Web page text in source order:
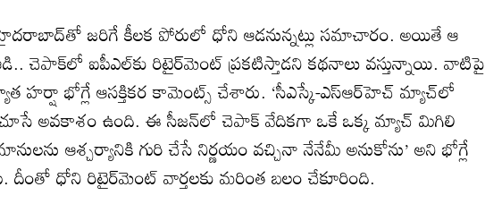
జరిగే కీలక పోరులో ధోని ఆడనున్నట్లు సమాచారం. అయితే ఆ
చెపాక్‌లో ఐపీఎల్‌కు రిటైర్‌మెంట్ ప్రకటిస్తాడని కథనాలు వస్తున్నాయి. వాటిపై
హర్షా భోగ్లే ఆసక్తికర కామెంట్స్ చేశారు. ‘సీఎస్కే-ఎస్ఆర్‌హెచ్ మ్యాచ్‌లో
చూసే అవకాశం ఉంది. ఈ సీజన్‌లో చెపాక్ వేదికగా ఒకే ఒక్క మ్యాచ్ మిగిలి
ఆశ్చర్యానికి గురి చేసే నిర్ణయం వచ్చినా నేనేమీ అనుకోను’ అని భోగ్లే
దీంతో ధోని రిటైర్‌మెంట్ వార్తలకు మరింత బలం చేకూరింది.